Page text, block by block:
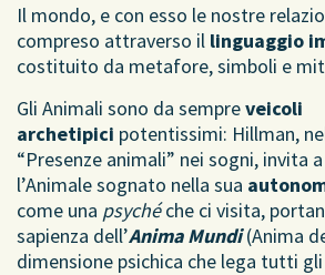
Il mondo, e con esso le nostre
compreso attraverso il linguaggio
costituito da metafore, simboli e
Gli Animali sono da sempreveicoli
archetipici potentissimi: Hillman,
“Presenze animali” nei sogni, invita
l’Animale sognato nella sua
come una psychéche ci visita,
sapienza dell’Anima Mundi(Anima
dimensione psichica che lega tutti